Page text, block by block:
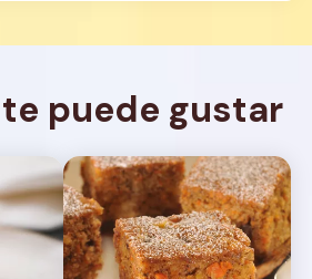
puede gustar